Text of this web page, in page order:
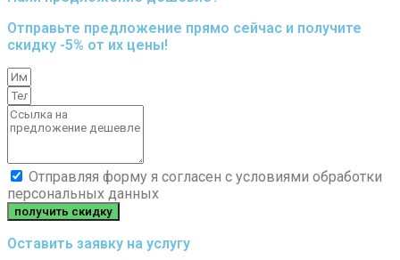
Отправьте предложение прямо сейчас и получите
скидку -5% от их цены!
Отправляя форму я согласен с условиями обработки
персональных данных
получить скидку
Оставить заявку на услугу